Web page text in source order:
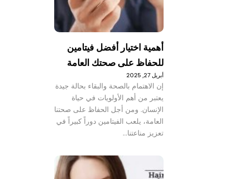
أهمية اختيار أفضل فيتامين
للحفاظ على صحتك العامة
أبريل 27, 2025
إن الاهتمام بالصحة والبقاء بحالة جيدة
يعتبر من أهم الأولويات في حياة
الإنسان. ومن أجل الحفاظ على صحتنا
العامة، يلعب الفيتامين دوراً كبيراً في
تعزيز مناعتنا…